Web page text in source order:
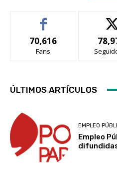
70,616
Fans
ÚLTIMOS ARTÍCULOS
EMPLEO
Empleo